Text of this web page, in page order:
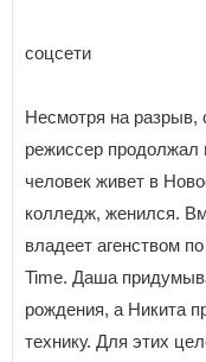
соцсети
Несмотря на разрыв,
режиссер
человек живет в
колледж, женился.
владеет агенством
Time. Даша
рождения, а Никита
технику. Для этих